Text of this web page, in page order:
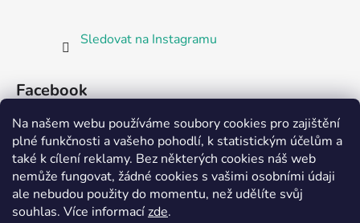
Na našem webu používáme soubory cookies pro zajištění
plné funkčnosti a vašeho pohodlí, k statistickým účelům a
také k cílení reklamy. Bez některých cookies náš web
nemůže fungovat, žádné cookies s vašimi osobními údaji
ale nebudou použity do momentu, než udělíte svůj
souhlas. Více informacízde.
Sledovat na Instagramu
Facebook
Partnerská prodejna Barefoot Plzeň